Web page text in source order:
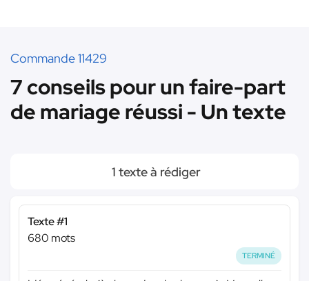
Commande 11429
7 conseils pour un faire-part
de mariage réussi - Un texte
1 texte à rédiger
Texte #1
680 mots
TERMINÉ